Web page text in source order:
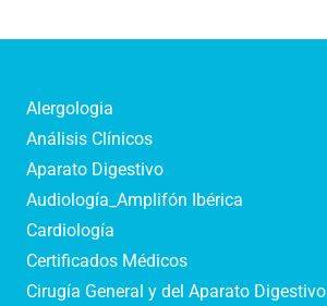
Alergologia
Análisis Clínicos
Aparato Digestivo
Audiología_Amplifón Ibérica
Cardiología
Certificados Médicos
Cirugía General y del Aparato Digestivo